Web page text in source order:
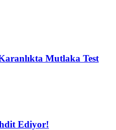
Mutlaka Test
Ediyor!